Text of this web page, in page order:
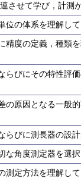
させて学び，計測
位の体系を理解し
度の定義，種類
びにその特性評
原因となる一般
びに測長器の設
角度測定器を選
定方法を理解し